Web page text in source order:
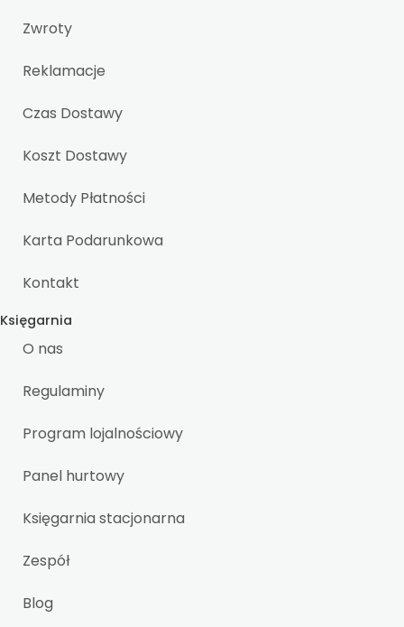
Zwroty
Reklamacje
Czas Dostawy
Koszt Dostawy
Metody Płatności
Karta Podarunkowa
Kontakt
Księgarnia
O nas
Regulaminy
Program lojalnościowy
Panel hurtowy
Księgarnia stacjonarna
Zespół
Blog